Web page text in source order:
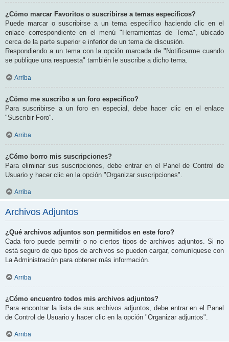
¿Cómo marcar Favoritos o suscribirse a temas específicos?
Puede marcar o suscribirse a un tema específico haciendo clic en el
enlace correspondiente en el menú "Herramientas de Tema", ubicado
cerca de la parte superior e inferior de un tema de discusión.
Respondiendo a un tema con la opción marcada de "Notificarme cuando
se publique una respuesta" también le suscribe a dicho tema.
Arriba
¿Cómo me suscribo a un foro específico?
Para suscribirse a un foro en especial, debe hacer clic en el enlace
"Suscribir Foro".
Arriba
¿Cómo borro mis suscripciones?
Para eliminar sus suscripciones, debe entrar en el Panel de Control de
Usuario y hacer clic en la opción "Organizar suscripciones".
Arriba
Archivos Adjuntos
¿Qué archivos adjuntos son permitidos en este foro?
Cada foro puede permitir o no ciertos tipos de archivos adjuntos. Si no
está seguro de que tipos de archivos se pueden cargar, comuníquese con
La Administración para obtener más información.
Arriba
¿Cómo encuentro todos mis archivos adjuntos?
Para encontrar la lista de sus archivos adjuntos, debe entrar en el Panel
de Control de Usuario y hacer clic en la opción "Organizar adjuntos".
Arriba